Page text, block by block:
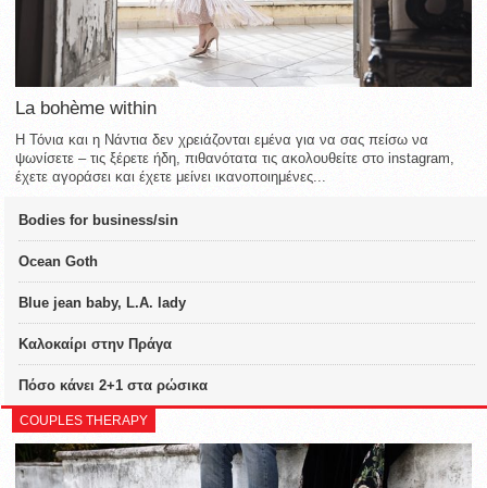
La bohème within
Η Τόνια και η Νάντια δεν χρειάζονται εμένα για να σας πείσω να
ψωνίσετε – τις ξέρετε ήδη, πιθανότατα τις ακολουθείτε στο instagram,
έχετε αγοράσει και έχετε μείνει ικανοποιημένες...
Bodies for business/sin
Ocean Goth
Blue jean baby, L.A. lady
Καλοκαίρι στην Πράγα
Πόσο κάνει 2+1 στα ρώσικα
COUPLES THERAPY